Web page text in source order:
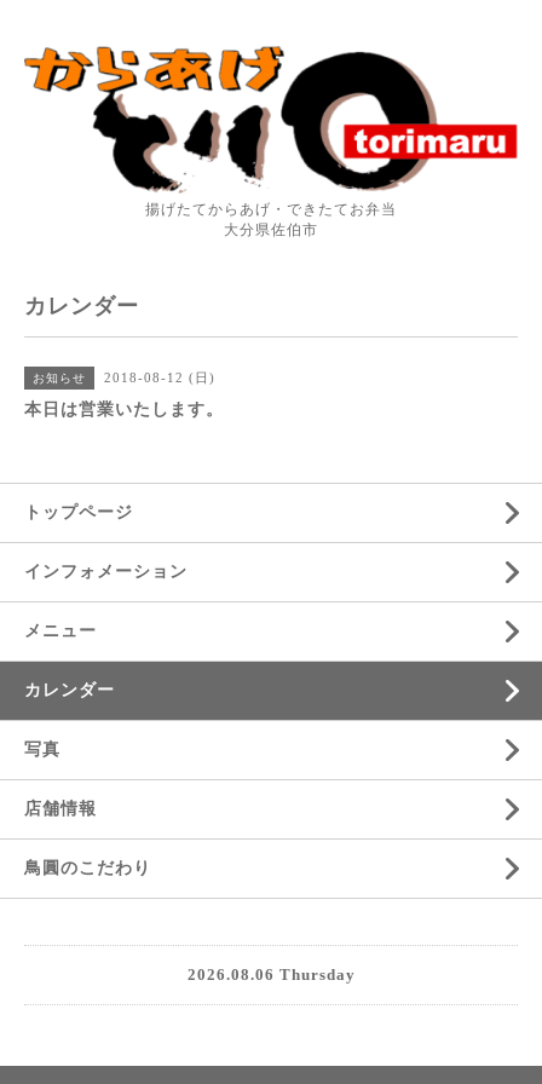
揚げたてからあげ・できたてお弁当
大分県佐伯市
カレンダー
お知らせ 2018-08-12 (日)
本日は営業いたします。
トップページ
インフォメーション
メニュー
カレンダー
写真
店舗情報
鳥圓のこだわり
2026.08.06 Thursday